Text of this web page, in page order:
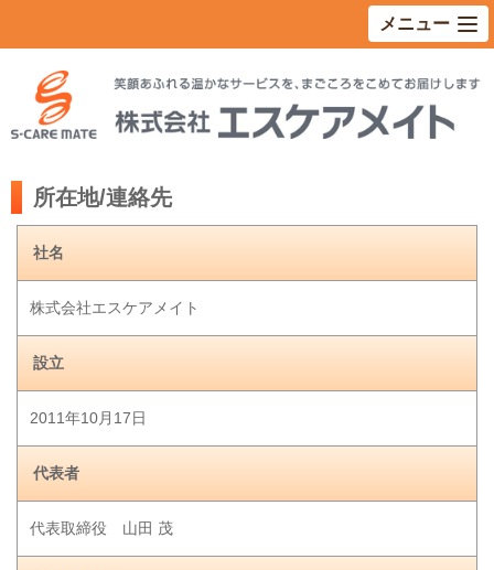
メニュー
所在地/連絡先
社名
株式会社エスケアメイト
設立
2011年10月17日
代表者
代表取締役 山田 茂